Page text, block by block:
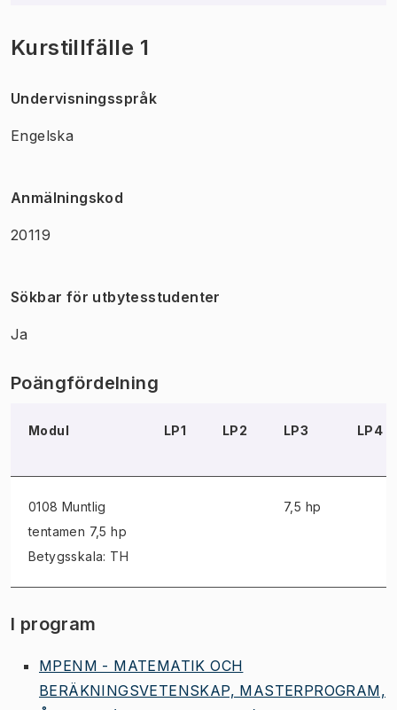
Kurstillfälle 1
Undervisningsspråk
Engelska
Anmälningskod
20119
Sökbar för utbytesstudenter
Ja
Poängfördelning
Modul LP1 LP2 LP3 LP4
0108 Muntlig
tentamen 7,5 hp
Betygsskala: TH
7,5 hp
I program
MPENM - MATEMATIK OCH
BERÄKNINGSVETENSKAP, MASTERPROGRAM,